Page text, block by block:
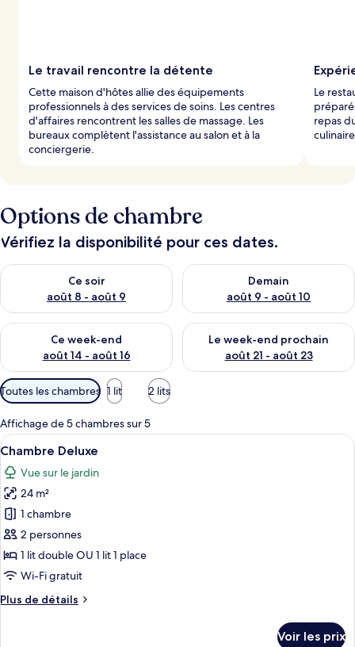
Le travail rencontre la détente
Cette maison d'hôtes allie des équipements
professionnels à des services de soins. Les centres
d'affaires rencontrent les salles de massage. Les
bureaux complètent l'assistance au salon et à la
conciergerie.
Le
repas
Options de chambre
Vérifiez la disponibilité pour ces dates.
Ce soir
août 8 - août 9
Vérifier la disponibilité pour ce soir août 8 - août 9
Demain
août 9 - août 10
Vérifier la disponibilité pour
Ce week-end
août 14 - août 16
Vérifier la disponibilité pour ce week-end août 14 - août 16
Le week-end prochain
août 21 - août 23
Vérifier la disponibilité pour
Filtres
disponibles
pour
les
chambres
Toutes les chambres 1 lit 2 lits
Affichage de 5 chambres sur 5
Afficher
toutes
les
photos
pour
ce
type
de
chambre :
Chambre
Une chambre d’hôtel avec un
13
Chambre Deluxe
Vue sur le jardin
24 m²
1 chambre
2 personnes
1 lit double OU 1 lit 1 place
Wi-Fi gratuit
Plus de détails
Plus
Voir les prix